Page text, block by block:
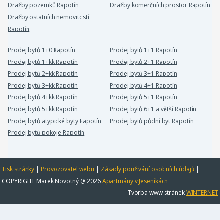
Dražby pozemků Rapotín
Dražby komerčních prostor Rapotín
Dražby ostatních nemovitostí
Rapotín
Prodej bytů 1+0 Rapotín
Prodej bytů 1+1 Rapotín
Prodej bytů 1+kk Rapotín
Prodej bytů 2+1 Rapotín
Prodej bytů 2+kk Rapotín
Prodej bytů 3+1 Rapotín
Prodej bytů 3+kk Rapotín
Prodej bytů 4+1 Rapotín
Prodej bytů 4+kk Rapotín
Prodej bytů 5+1 Rapotín
Prodej bytů 5+kk Rapotín
Prodej bytů 6+1 a větší Rapotín
Prodej bytů atypické byty Rapotín
Prodej bytů půdní byt Rapotín
Prodej bytů pokoje Rapotín
Tisk stránky | Provozovatel webu | Zásady používání osobních údajů |
COPYRIGHT Marek Novotný @ 2026Apartmány v Jeseníkách
Tvorba www stránekWINTERNET